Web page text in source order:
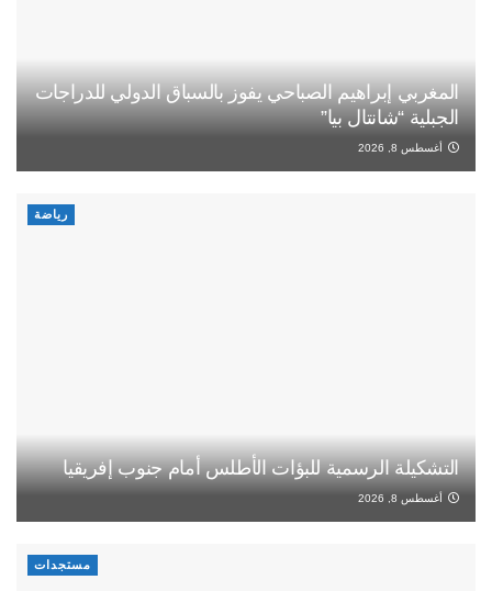
المغربي إبراهيم الصباحي يفوز بالسباق الدولي للدراجات
الجبلية “شانتال بيا”
أغسطس 8, 2026
رياضة
التشكيلة الرسمية للبؤات الأطلس أمام جنوب إفريقيا
أغسطس 8, 2026
مستجدات